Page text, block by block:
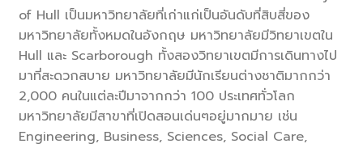
of Hull เป็นมหาวิทยาลัยที่เก่าแก่เป็นอันดับที่สิบสี่ของ
มหาวิทยาลัยทั้งหมดในอังกฤษ มหาวิทยาลัยมีวิทยาเขตใน
Hull และ Scarborough ทั้งสองวิทยาเขตมีการเดินทางไป
มาที่สะดวกสบาย มหาวิทยาลัยมีนักเรียนต่างชาติมากกว่า
2,000 คนในแต่ละปีมาจากกว่า 100 ประเทศทั่วโลก
มหาวิทยาลัยมีสาขาที่เปิดสอนเด่นๆอยู่มากมาย เช่น
Engineering, Business, Sciences, Social Care,